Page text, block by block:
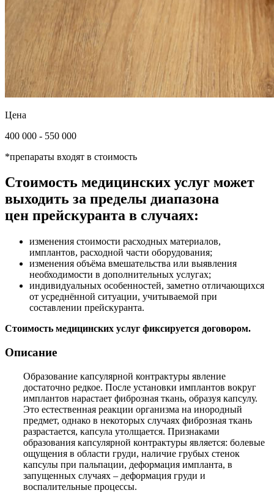
Цена
400 000 - 550 000
*препараты входят в стоимость
Стоимость медицинских услуг может
выходить за пределы диапазона
цен прейскуранта в случаях:
изменения стоимости расходных материалов,
имплантов, расходной части оборудования;
изменения объёма вмешательства или выявления
необходимости в дополнительных услугах;
индивидуальных особенностей, заметно отличающихся
от усреднённой ситуации, учитываемой при
составлении прейскуранта.
Стоимость медицинских услуг фиксируется договором.
Описание
Образование капсулярной контрактуры явление
достаточно редкое. После установки имплантов вокруг
имплантов нарастает фиброзная ткань, образуя капсулу.
Это естественная реакции организма на инородный
предмет, однако в некоторых случаях фиброзная ткань
разрастается, капсула утолщается. Признаками
образования капсулярной контрактуры является: болевые
ощущения в области груди, наличие грубых стенок
капсулы при пальпации, деформация импланта, в
запущенных случаях – деформация груди и
воспалительные процессы.